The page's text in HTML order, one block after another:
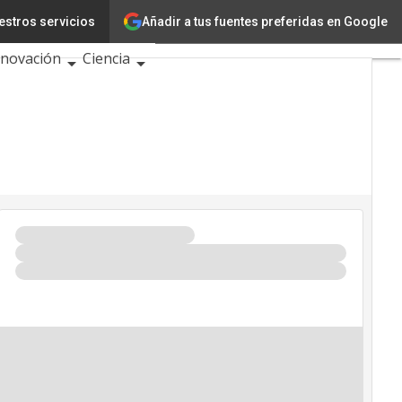
Añadir a tus fuentes preferidas en Google
servicios
Ciencia